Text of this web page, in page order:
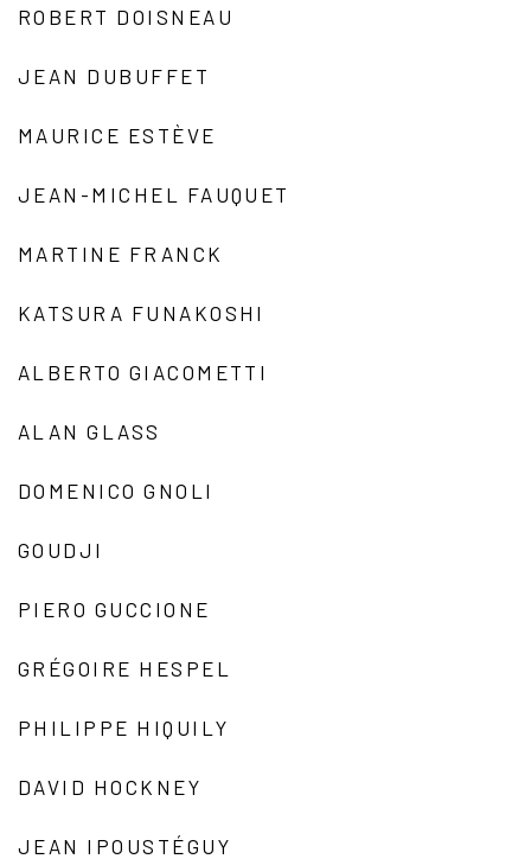
ROBERT DOISNEAU
JEAN DUBUFFET
MAURICE ESTÈVE
JEAN-MICHEL FAUQUET
MARTINE FRANCK
KATSURA FUNAKOSHI
ALBERTO GIACOMETTI
ALAN GLASS
DOMENICO GNOLI
GOUDJI
PIERO GUCCIONE
GRÉGOIRE HESPEL
PHILIPPE HIQUILY
DAVID HOCKNEY
JEAN IPOUSTÉGUY